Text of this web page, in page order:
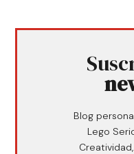
Blog
Lego